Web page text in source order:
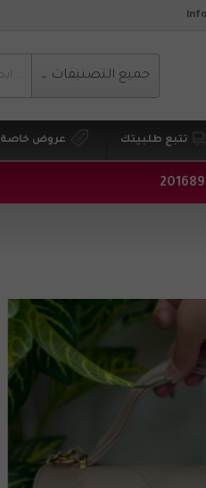
جميع التصنيفات
تتبع طلبيتك عروض خاصة